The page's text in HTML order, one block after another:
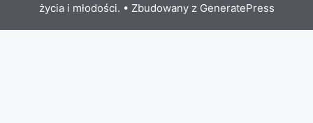
życia i młodości. • Zbudowany z GeneratePress